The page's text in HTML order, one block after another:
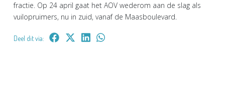
fractie. Op 24 april gaat het AOV wederom aan de slag als
vuilopruimers, nu in zuid, vanaf de Maasboulevard.
Deel dit via: